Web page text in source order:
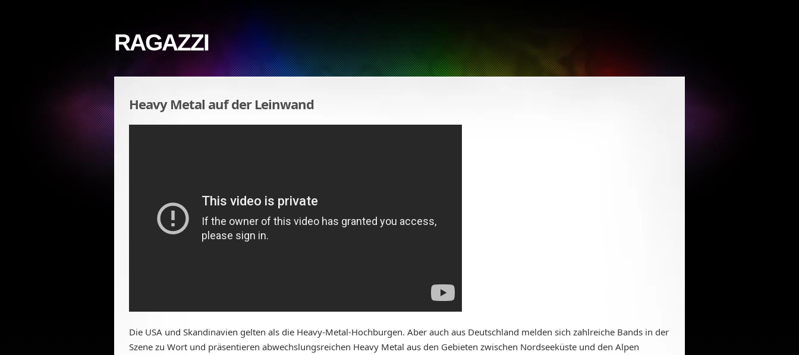
RAGAZZI
Heavy Metal auf der Leinwand
Die USA und Skandinavien gelten als die Heavy-Metal-Hochburgen. Aber auch aus Deutschland melden sich zahlreiche Bands in der
Szene zu Wort und präsentieren abwechslungsreichen Heavy Metal aus den Gebieten zwischen Nordseeküste und den Alpen